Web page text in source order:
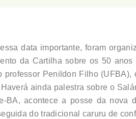
data importante, foram
da Cartilha sobre os 50
professor Penildon Filho
ainda palestra sobre o
BA, acontece a posse da
do tradicional caruru de